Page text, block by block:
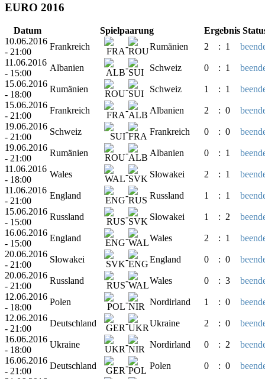
EURO 2016
Datum Spielpaarung Ergebnis
10.06.2016
- 21:00
Frankreich - Rumänien 2 : 1
11.06.2016
- 15:00
Albanien - Schweiz 0 : 1
15.06.2016
- 18:00
Rumänien - Schweiz 1 : 1
15.06.2016
- 21:00
Frankreich - Albanien 2 : 0
19.06.2016
- 21:00
Schweiz - Frankreich 0 : 0
19.06.2016
- 21:00
Rumänien - Albanien 0 : 1
11.06.2016
- 18:00
Wales - Slowakei 2 : 1
11.06.2016
- 21:00
England - Russland 1 : 1
15.06.2016
- 15:00
Russland - Slowakei 1 : 2
16.06.2016
- 15:00
England - Wales 2 : 1
20.06.2016
- 21:00
Slowakei - England 0 : 0
20.06.2016
- 21:00
Russland - Wales 0 : 3
12.06.2016
- 18:00
Polen - Nordirland 1 : 0
12.06.2016
- 21:00
Deutschland - Ukraine 2 : 0
16.06.2016
- 18:00
Ukraine - Nordirland 0 : 2
16.06.2016
- 21:00
Deutschland - Polen 0 : 0